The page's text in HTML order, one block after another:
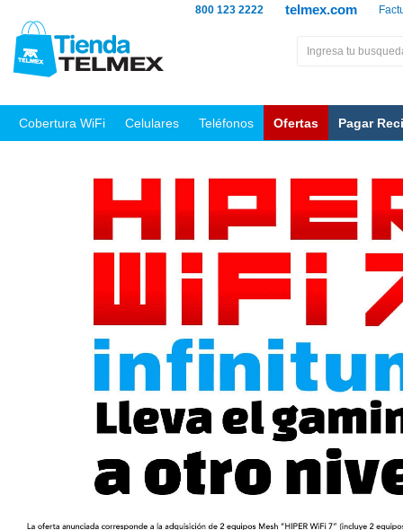
telmex.com
800 123 2222
Cobertura WiFi Celulares Teléfonos Ofertas Pagar